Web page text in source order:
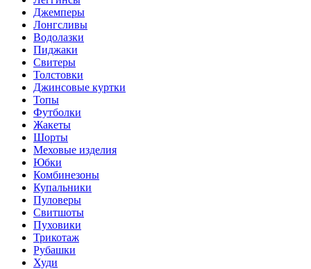
Джемперы
Лонгсливы
Водолазки
Пиджаки
Свитеры
Толстовки
Джинсовые куртки
Топы
Футболки
Жакеты
Шорты
Меховые изделия
Юбки
Комбинезоны
Купальники
Пуловеры
Свитшоты
Пуховики
Трикотаж
Рубашки
Худи